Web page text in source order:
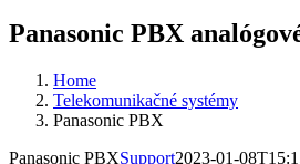
Panasonic PBX
Home
Telekomunikačné systémy
Panasonic PBX
Panasonic PBXSupport2023-01-